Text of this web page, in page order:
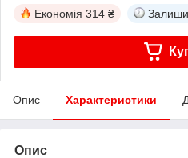
Економія 314 ₴
Опис Характеристики
Опис